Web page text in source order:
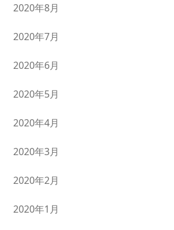
2020年8月
2020年7月
2020年6月
2020年5月
2020年4月
2020年3月
2020年2月
2020年1月